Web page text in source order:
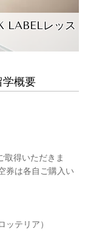
LABELレッス
学概要
取得いただきま
券は各自ご購入い
テリア）